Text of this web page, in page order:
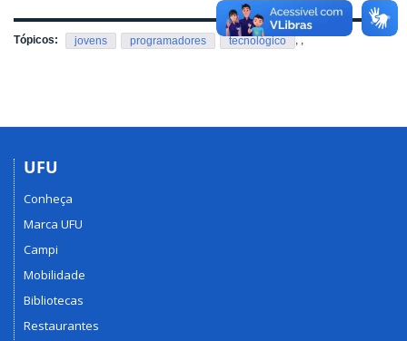
Tópicos: jovens ,
programadores ,
tecnológico
UFU
Conheça
Marca UFU
Campi
Mobilidade
Bibliotecas
Restaurantes